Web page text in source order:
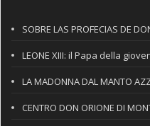
SOBRE LAS PROFECIAS DE
LEONE XIII: il Papa della
LA MADONNA DAL MANTO
CENTRO DON ORIONE DI